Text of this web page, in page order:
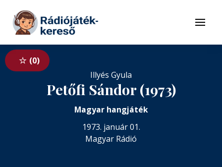
Tovább a tartalomhoz
Menü
0
Illyés Gyula
Petőfi Sándor (1973)
Magyar hangjáték
1973. január 01.
Magyar Rádió